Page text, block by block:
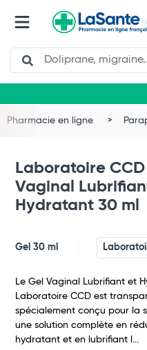
Search
Total
Pharmacie en ligne
Laboratoire
Vaginal
Hydratant 30 ml
Gel 30 ml
Le Gel Vaginal Lubrifiant et
Laboratoire CCD est
spécialement conçu pour la
une solution complète en
hydratant et en lubrifiant l...